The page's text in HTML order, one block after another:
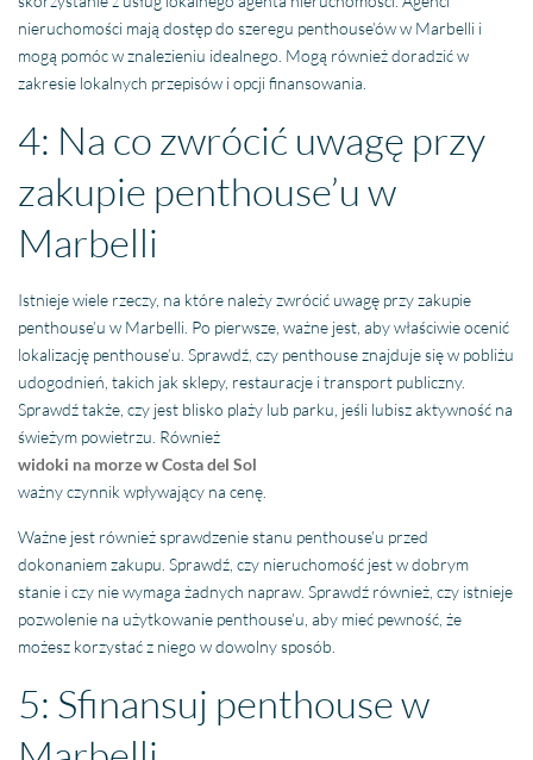
nieruchomości mają dostęp do szeregu penthouse’ów w Marbelli i
mogą pomóc w znalezieniu idealnego. Mogą również doradzić w
zakresie lokalnych przepisów i opcji finansowania.
4: Na co zwrócić uwagę przy
zakupie penthouse’u w
Marbelli
Istnieje wiele rzeczy, na które należy zwrócić uwagę przy zakupie
penthouse’u w Marbelli. Po pierwsze, ważne jest, aby właściwie ocenić
lokalizację penthouse’u. Sprawdź, czy penthouse znajduje się w pobliżu
udogodnień, takich jak sklepy, restauracje i transport publiczny.
Sprawdź także, czy jest blisko plaży lub parku, jeśli lubisz aktywność na
świeżym powietrzu. Również
widoki na morze w Costa del Sol
ważny czynnik wpływający na cenę.
Ważne jest również sprawdzenie stanu penthouse’u przed
dokonaniem zakupu. Sprawdź, czy nieruchomość jest w dobrym
stanie i czy nie wymaga żadnych napraw. Sprawdź również, czy istnieje
pozwolenie na użytkowanie penthouse’u, aby mieć pewność, że
możesz korzystać z niego w dowolny sposób.
5: Sfinansuj penthouse w